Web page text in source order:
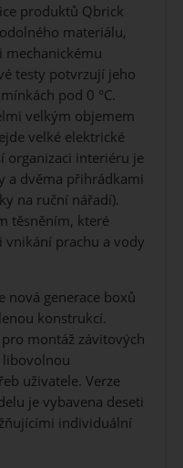
produktů Qbrick
materiálu,
mechanickému
testy potvrzují jeho
pod 0 °C.
velkým objemem
velké elektrické
organizaci interiéru je
a dvěma přihrádkami
na ruční nářadí).
těsněním, které
prachu a vody
nová generace boxů
konstrukcí.
montáž závitových
uživatele. Verze
je vybavena deseti
individuální